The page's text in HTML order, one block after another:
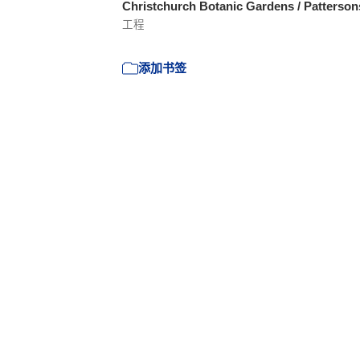
Christchurch Botanic Gardens /
工程
添加书签